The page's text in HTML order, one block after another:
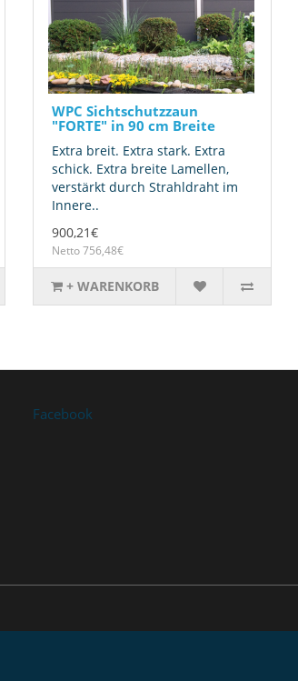
WPC Sichtschutzzaun
"FORTE" in 90 cm Breite
Extra breit. Extra stark. Extra
schick. Extra breite Lamellen,
verstärkt durch Strahldraht im
Innere..
900,21€
Netto 756,48€
+ WARENKORB
Facebook